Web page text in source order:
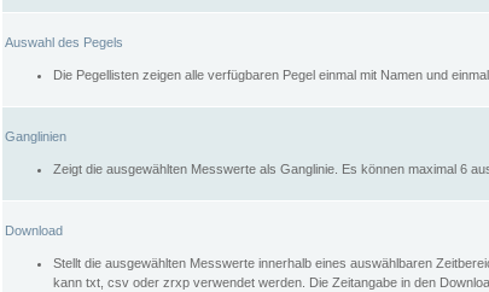
Auswahl des Pegels
Die Pegellisten zeigen alle verfügbaren Pegel einmal mit Namen und
Ganglinien
Zeigt die ausgewählten Messwerte als Ganglinie. Es können maximal 6
Download
Stellt die ausgewählten Messwerte innerhalb eines auswählbaren
kann txt, csv oder zrxp verwendet werden. Die Zeitangabe in den